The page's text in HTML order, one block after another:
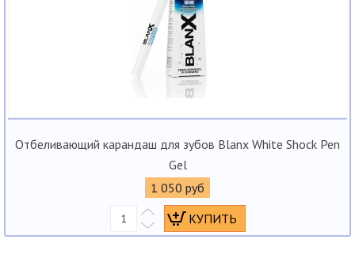
Отбеливающий карандаш для зубов Blanx White Shock Pen
Gel
1 050 руб